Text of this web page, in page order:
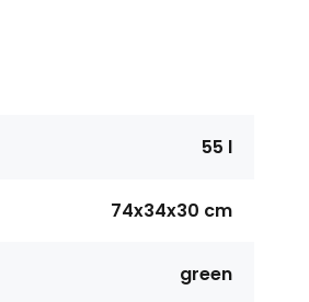
55 l
74x34x30 cm
green